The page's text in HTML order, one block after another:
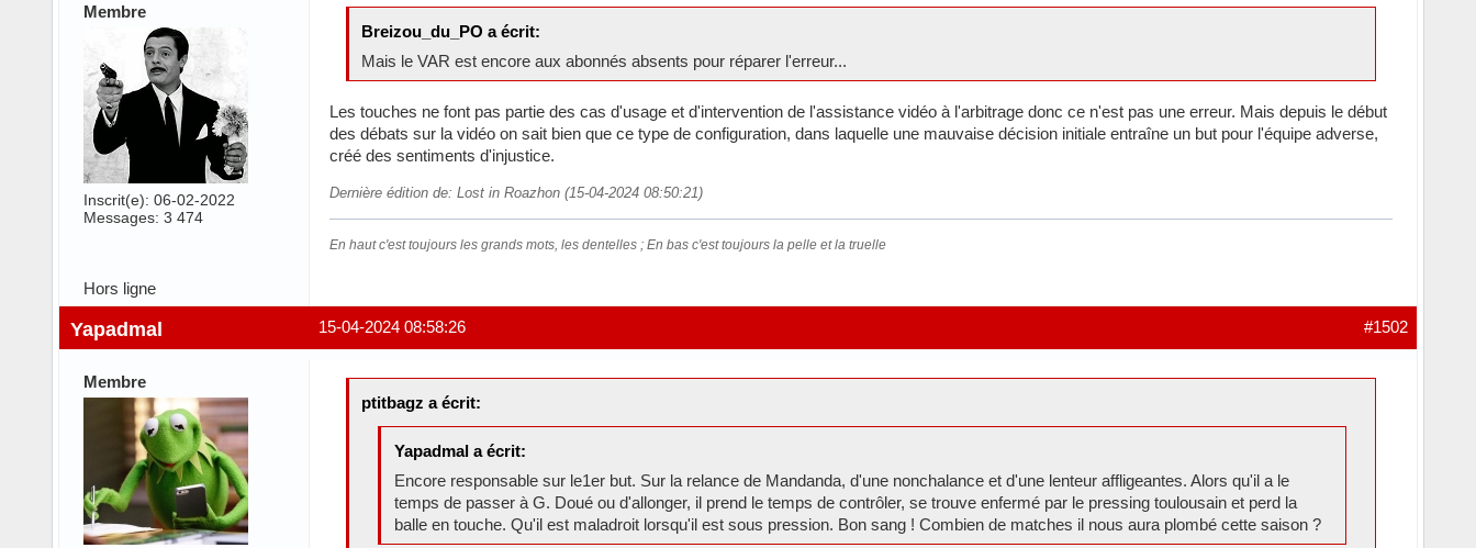
Membre
Inscrit(e): 06-02-2022
Messages: 3 474
Breizou_du_PO a écrit:
Mais le VAR est encore aux abonnés absents pour réparer l'erreur...
Les touches ne font pas partie des cas d'usage et d'intervention de l'assistance vidéo à l'arbitrage donc ce n'est pas une erreur. Mais depuis le début
des débats sur la vidéo on sait bien que ce type de configuration, dans laquelle une mauvaise décision initiale entraîne un but pour l'équipe adverse,
créé des sentiments d'injustice.
Dernière édition de: Lost in Roazhon (15-04-2024 08:50:21)
En haut c'est toujours les grands mots, les dentelles ; En bas c'est toujours la pelle et la truelle
Hors ligne
#1502
15-04-2024 08:58:26
Yapadmal
Membre
ptitbagz a écrit:
Yapadmal a écrit:
Encore responsable sur le1er but. Sur la relance de Mandanda, d'une nonchalance et d'une lenteur affligeantes. Alors qu'il a le
temps de passer à G. Doué ou d'allonger, il prend le temps de contrôler, se trouve enfermé par le pressing toulousain et perd la
balle en touche. Qu'il est maladroit lorsqu'il est sous pression. Bon sang ! Combien de matches il nous aura plombé cette saison ?